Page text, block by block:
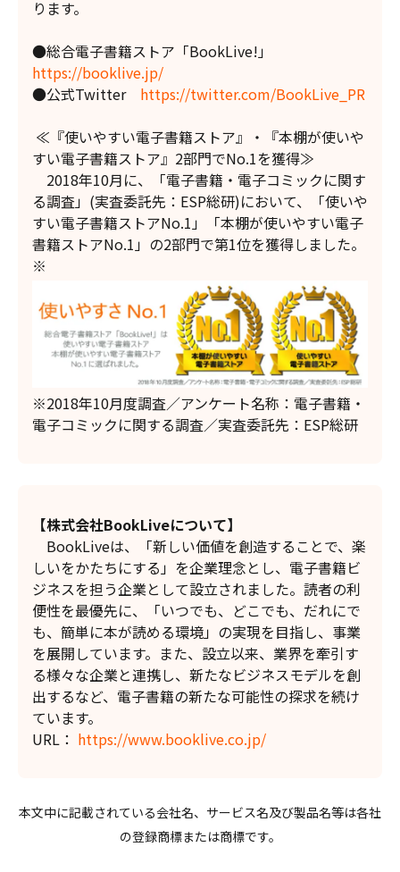
ります。
●総合電子書籍ストア「BookLive!」
https://booklive.jp/
●公式Twitter https://twitter.com/BookLive_PR
≪『使いやすい電子書籍ストア』・『本棚が使いや
すい電子書籍ストア』2部門でNo.1を獲得≫
2018年10月に、「電子書籍・電子コミックに関す
る調査」(実査委託先：ESP総研)において、「使いや
すい電子書籍ストアNo.1」「本棚が使いやすい電子
書籍ストアNo.1」の2部門で第1位を獲得しました。
※
※2018年10月度調査／アンケート名称：電子書籍・
電子コミックに関する調査／実査委託先：ESP総研
【株式会社BookLiveについて】
BookLiveは、「新しい価値を創造することで、楽
しいをかたちにする」を企業理念とし、電子書籍ビ
ジネスを担う企業として設立されました。読者の利
便性を最優先に、「いつでも、どこでも、だれにで
も、簡単に本が読める環境」の実現を目指し、事業
を展開しています。また、設立以来、業界を牽引す
る様々な企業と連携し、新たなビジネスモデルを創
出するなど、電子書籍の新たな可能性の探求を続け
ています。
URL： https://www.booklive.co.jp/
本文中に記載されている会社名、サービス名及び製品名等は各社
の登録商標または商標です。